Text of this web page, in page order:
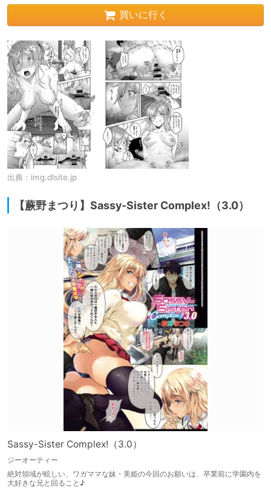
買いに行く
出典： img.dlsite.jp
【蕨野まつり】Sassy-Sister Complex!（3.0）
Sassy-Sister Complex!（3.0）
ジーオーティー
絶対領域が眩しい、ワガママな妹・美姫の今回のお願いは、卒業前に学園内を
大好きな兄と回ること♪